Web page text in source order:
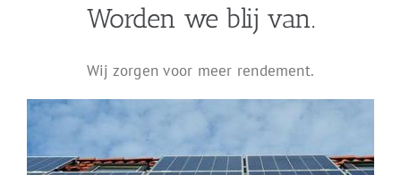
Worden we blij van.
Wij zorgen voor meer rendement.